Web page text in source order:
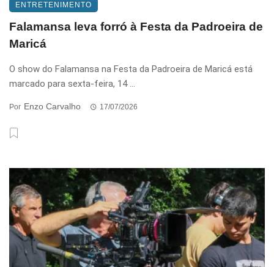
ENTRETENIMENTO
Falamansa leva forró à Festa da Padroeira de
Maricá
O show do Falamansa na Festa da Padroeira de Maricá está
marcado para sexta-feira, 14 ...
Por Enzo Carvalho 17/07/2026